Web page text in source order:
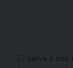
Salva il mio